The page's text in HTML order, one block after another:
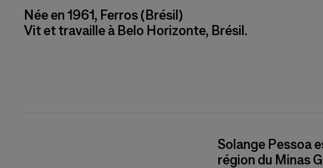
Née en 1961, Ferros (Brésil)
Vit et travaille à Belo Horizonte, Brésil.
Solange Pessoa
région du Minas